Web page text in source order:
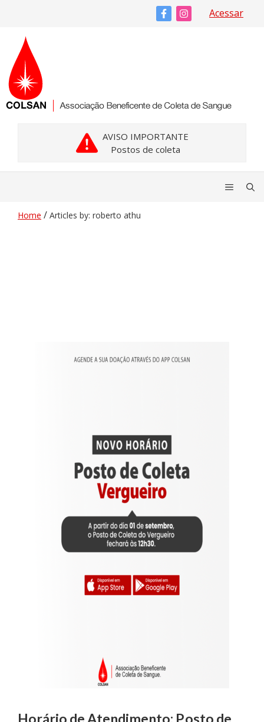
conteúdo
Acessar
AVISO IMPORTANTE
Postos de coleta
Menu
Home / Articles by: roberto athu
Horário de Atendimento: Posto de